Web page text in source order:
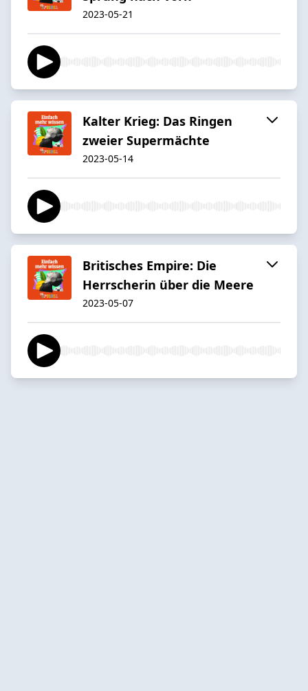
2023-05-21
Kalter Krieg: Das Ringen
zweier Supermächte
2023-05-14
Britisches Empire: Die
Herrscherin über die Meere
2023-05-07